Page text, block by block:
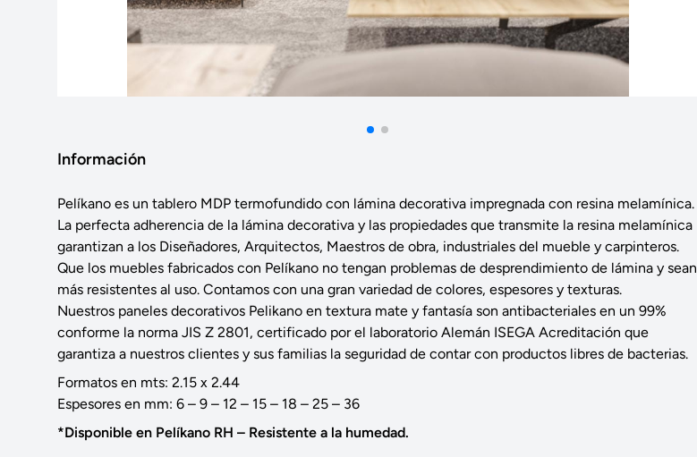
Información
Pelíkano es un tablero MDP termofundido con lámina decorativa impregnada con resina melamínica.
La perfecta adherencia de la lámina decorativa y las propiedades que transmite la resina melamínica
garantizan a los Diseñadores, Arquitectos, Maestros de obra, industriales del mueble y carpinteros.
Que los muebles fabricados con Pelíkano no tengan problemas de desprendimiento de lámina y sean
más resistentes al uso. Contamos con una gran variedad de colores, espesores y texturas.
Nuestros paneles decorativos Pelikano en textura mate y fantasía son antibacteriales en un 99%
conforme la norma JIS Z 2801, certificado por el laboratorio Alemán ISEGA Acreditación que
garantiza a nuestros clientes y sus familias la seguridad de contar con productos libres de bacterias.
Formatos en mts: 2.15 x 2.44
Espesores en mm: 6 – 9 – 12 – 15 – 18 – 25 – 36
*Disponible en Pelíkano RH – Resistente a la humedad.